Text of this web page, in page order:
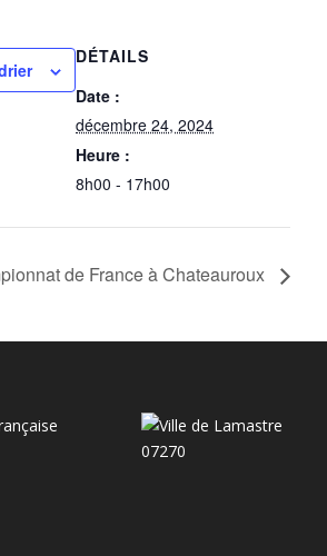
DÉTAILS
Date :
décembre 24, 2024
Heure :
8h00 - 17h00
de France à Chateauroux